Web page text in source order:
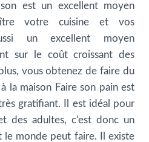
est un excellent moyen
votre cuisine et vos
un excellent moyen
sur le coût croissant des
vous obtenez de faire du
la maison Faire son pain est
gratifiant. Il est idéal pour
des adultes, c’est donc un
le monde peut faire. Il existe